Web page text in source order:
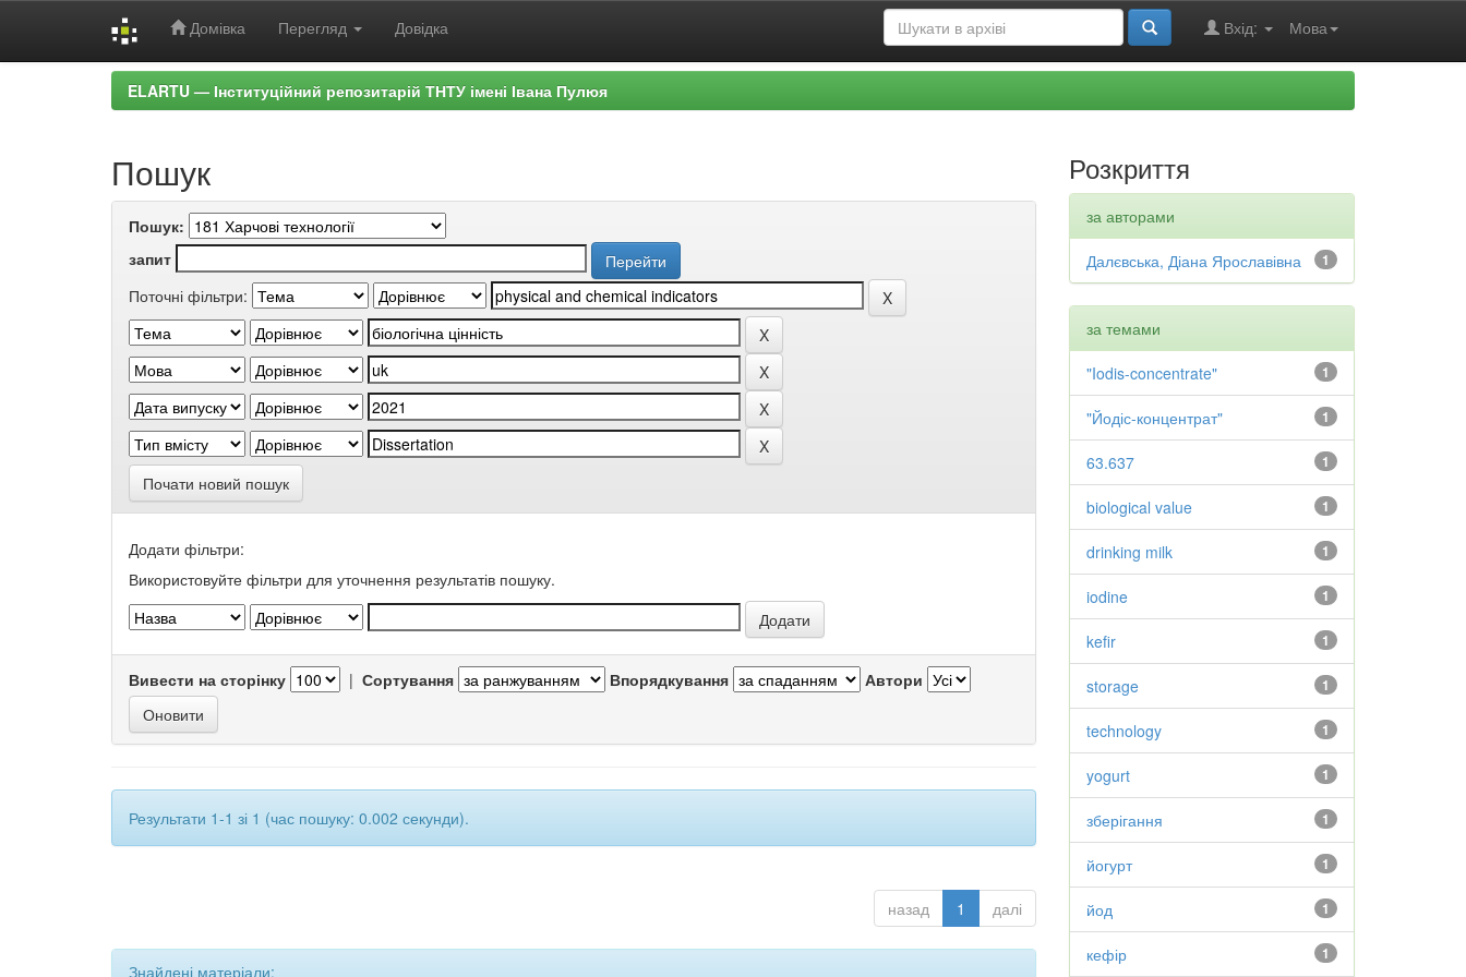
Домівка Перегляд Довідка Мова
Вхід:
ELARTU — Інституційний репозитарій ТНТУ імені Івана Пулюя
Пошук
Пошук:
запит
Поточні фільтри:
Почати новий пошук
Додати фільтри:
Використовуйте фільтри для уточнення результатів пошуку.
Вивести на сторінку | Сортування Впорядкування Автори
Результати 1-1 зі 1 (час пошуку: 0.002 секунди).
назад 1 далі
Знайдені матеріали:
Розкриття
за авторами
1
Далєвська, Діана Ярославівна
за темами
1
"Iodis-concentrate"
1
"Йодіс-концентрат"
1
63.637
1
biological value
1
drinking milk
1
iodine
1
kefir
1
storage
1
technology
1
yogurt
1
зберігання
1
йогурт
1
йод
1
кефір